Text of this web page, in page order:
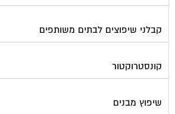
קבלני שיפוצים לבתים משותפים
קונסטרוקטור
שיפוץ מבנים